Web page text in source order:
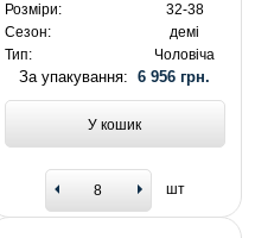
Розміри:
32-38
Сезон:
демі
Тип:
Чоловіча
За упакування:6 956 грн.
У кошик
шт